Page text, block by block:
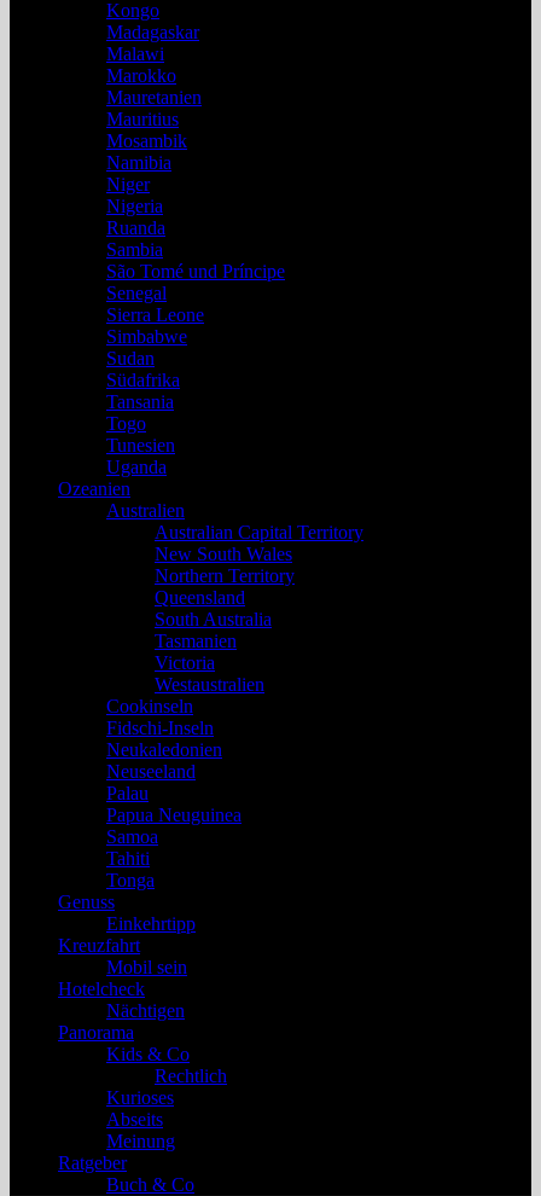
Kongo
Madagaskar
Malawi
Marokko
Mauretanien
Mauritius
Mosambik
Namibia
Niger
Nigeria
Ruanda
Sambia
São Tomé und Príncipe
Senegal
Sierra Leone
Simbabwe
Sudan
Südafrika
Tansania
Togo
Tunesien
Uganda
Ozeanien
Australien
Australian Capital Territory
New South Wales
Northern Territory
Queensland
South Australia
Tasmanien
Victoria
Westaustralien
Cookinseln
Fidschi-Inseln
Neukaledonien
Neuseeland
Palau
Papua Neuguinea
Samoa
Tahiti
Tonga
Genuss
Einkehrtipp
Kreuzfahrt
Mobil sein
Hotelcheck
Nächtigen
Panorama
Kids & Co
Rechtlich
Kurioses
Abseits
Meinung
Ratgeber
Buch & Co